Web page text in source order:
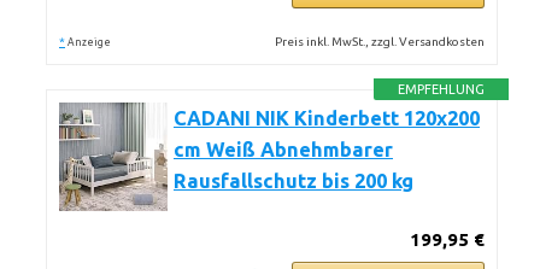
* Anzeige Preis inkl. MwSt., zzgl. Versandkosten
EMPFEHLUNG
CADANI NIK Kinderbett 120x200
cm Weiß Abnehmbarer
Rausfallschutz bis 200 kg
199,95 €